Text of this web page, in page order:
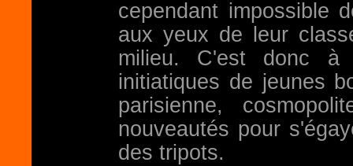
cependant impossible
aux yeux de leur
milieu. C'est donc à
initiatiques de jeunes
parisienne,
nouveautés pour
des tripots.